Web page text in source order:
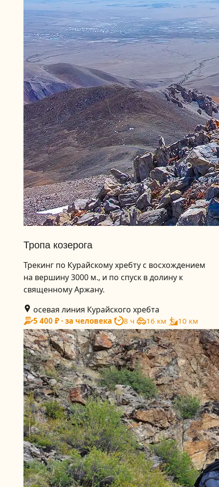
Тропа козерога
Трекинг по Курайскому хребту с восхождением
на вершину 3000 м., и по спуск в долину к
священному Аржану.
осевая линия Курайского хребта
5 400 ₽ · за человека 8 ч 16 км 10 км